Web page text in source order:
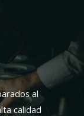
al
calidad